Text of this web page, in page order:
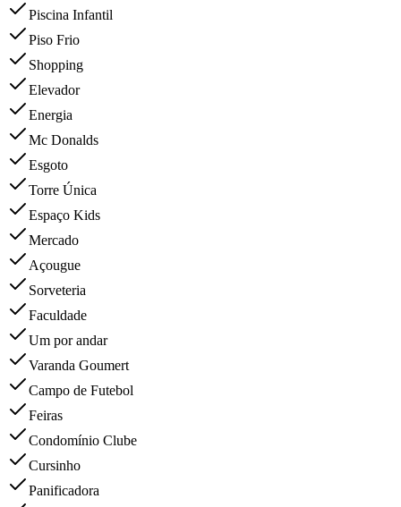
Piscina Infantil
Piso Frio
Shopping
Elevador
Energia
Mc Donalds
Esgoto
Torre Única
Espaço Kids
Mercado
Açougue
Sorveteria
Faculdade
Um por andar
Varanda Goumert
Campo de Futebol
Feiras
Condomínio Clube
Cursinho
Panificadora